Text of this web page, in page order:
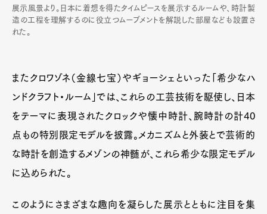
展示風景より。日本に着想を得たタイムピースを展示するルームや、時計製
造の工程を理解するのに役立つムーブメントを解説した部屋なども設置さ
れた。
またクロワゾネ（金線七宝）やギョーシェといった「希少なハ
ンドクラフト・ルーム」では、これらの工芸技術を駆使し、日本
をテーマに表現されたクロックや懐中時計、腕時計の計40
点もの特別限定モデルを披露。メカニズムと外装とで芸術的
な時計を創造するメゾンの神髄が、これら希少な限定モデル
に込められた。
このようにさまざまな趣向を凝らした展示とともに注目を集